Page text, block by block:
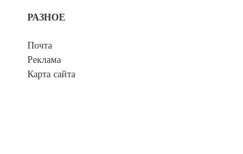
РАЗНОЕ
Почта
Реклама
Карта сайта